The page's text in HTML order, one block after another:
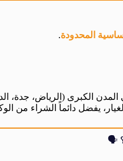
المحدودة.
الكبرى (الرياض، جدة،
يفضل دائماً الشراء من
🗣️